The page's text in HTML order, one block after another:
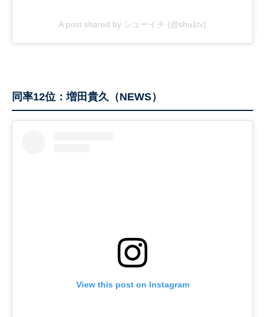
A post shared by シューイチ (@shu1tv)
同率12位：増田貴久（NEWS）
View this post on Instagram